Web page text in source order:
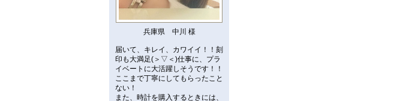
兵庫県 中川 様
届いて、キレイ、カワイイ！！刻
印も大満足(＞▽＜)仕事に、プラ
イベートに大活躍しそうです！！
ここまで丁寧にしてもらったこと
ない！
また、時計を購入するときには、